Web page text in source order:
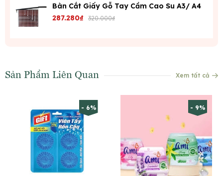
Bàn Cắt Giấy Gỗ Tay Cầm Cao Su A3/ A4
287.280₫ 320.000₫
Sản Phẩm Liên Quan Xem tất cả
- 6% - 9%